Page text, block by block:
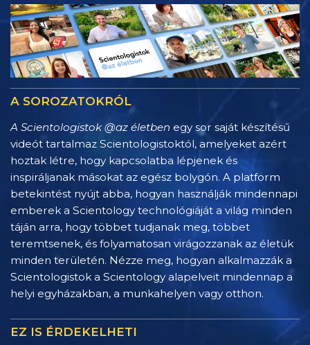
A SOROZATOKRÓL
A Scientologistok @az életben egy sor saját készítésű
videót tartalmaz Scientologistoktól, amelyeket azért
hoztak létre, hogy kapcsolatba lépjenek és
inspiráljanak másokat az egész bolygón. A platform
betekintést nyújt abba, hogyan használják mindennapi
emberek a Scientology technológiáját a világ minden
táján arra, hogy többet tudjanak meg, többet
teremtsenek, és folyamatosan virágozzanak az életük
minden területén. Nézze meg, hogyan alkalmazzák a
Scientologistok a Scientology alapelveit mindennap a
helyi egyházakban, a munkahelyen vagy otthon.
EZ IS ÉRDEKELHETI